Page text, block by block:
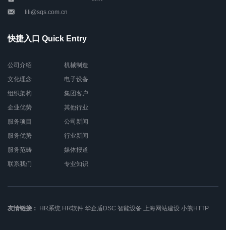
lili@sqs.com.cn
快捷入口 Quick Entry
公司介绍
文化理念
组织架构
企业优势
服务项目
服务优势
服务范畴
联系我们
机械制造
电子设备
集团客户
其他行业
公司新闻
行业新闻
媒体报道
专业知识
友情链接： HR系统 HR软件 华企盾DSC 智能设备 上海网站建设 小熊HTTP